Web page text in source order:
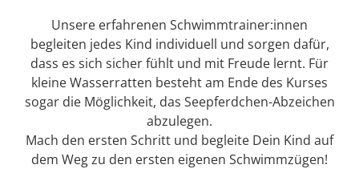
Unsere erfahrenen Schwimmtrainer:innen
begleiten jedes Kind individuell und sorgen dafür,
dass es sich sicher fühlt und mit Freude lernt. Für
kleine Wasserratten besteht am Ende des Kurses
sogar die Möglichkeit, das Seepferdchen-Abzeichen
abzulegen.
Mach den ersten Schritt und begleite Dein Kind auf
dem Weg zu den ersten eigenen Schwimmzügen!